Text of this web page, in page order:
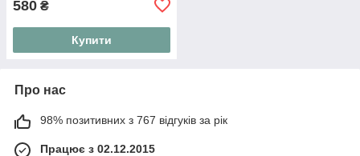
580 ₴
Купити
Про нас
98% позитивних з 767 відгуків за рік
Працює з 02.12.2015